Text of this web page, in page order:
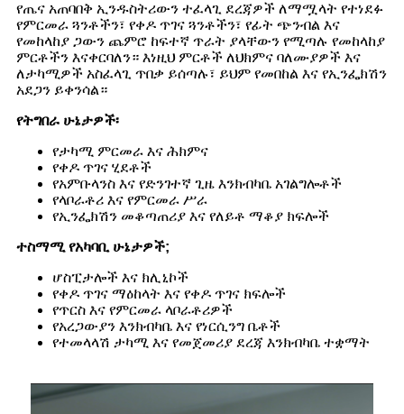
የጤና አጠባበቅ ኢንዱስትሪውን ተፈላጊ ደረጃዎች ለማሟላት የተነደፉ
የምርመራ ጓንቶችን፣ የቀዶ ጥገና ጓንቶችን፣ የፊት ጭንብል እና
የመከላከያ ጋውን ጨምሮ ከፍተኛ ጥራት ያላቸውን የሚጣሉ የመከላከያ
ምርቶችን እናቀርባለን። እነዚህ ምርቶች ለህክምና ባለሙያዎች እና
ለታካሚዎች አስፈላጊ ጥበቃ ይሰጣሉ፣ ይህም የመበከል እና የኢንፌክሽን
አደጋን ይቀንሳል።
የትግበራ ሁኔታዎች፡
የታካሚ ምርመራ እና ሕክምና
የቀዶ ጥገና ሂደቶች
የአምቡላንስ እና የድንገተኛ ጊዜ እንክብካቤ አገልግሎቶች
የላቦራቶሪ እና የምርመራ ሥራ
የኢንፌክሽን መቆጣጠሪያ እና የለይቶ ማቆያ ክፍሎች
ተስማሚ የአካባቢ ሁኔታዎች;
ሆስፒታሎች እና ክሊኒኮች
የቀዶ ጥገና ማዕከላት እና የቀዶ ጥገና ክፍሎች
የጥርስ እና የምርመራ ላቦራቶሪዎች
የአረጋውያን እንክብካቤ እና የነርሲንግ ቤቶች
የተመላላሽ ታካሚ እና የመጀመሪያ ደረጃ እንክብካቤ ተቋማት